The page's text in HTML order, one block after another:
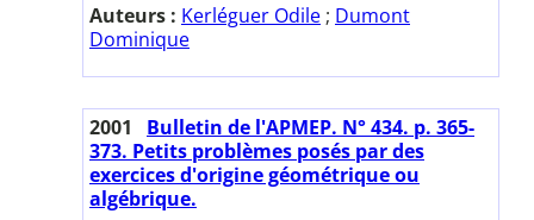
Auteurs : Kerléguer Odile ; Dumont
Dominique
2001
Bulletin de l'APMEP. N° 434. p. 365-
373. Petits problèmes posés par des
exercices d'origine géométrique ou
algébrique.